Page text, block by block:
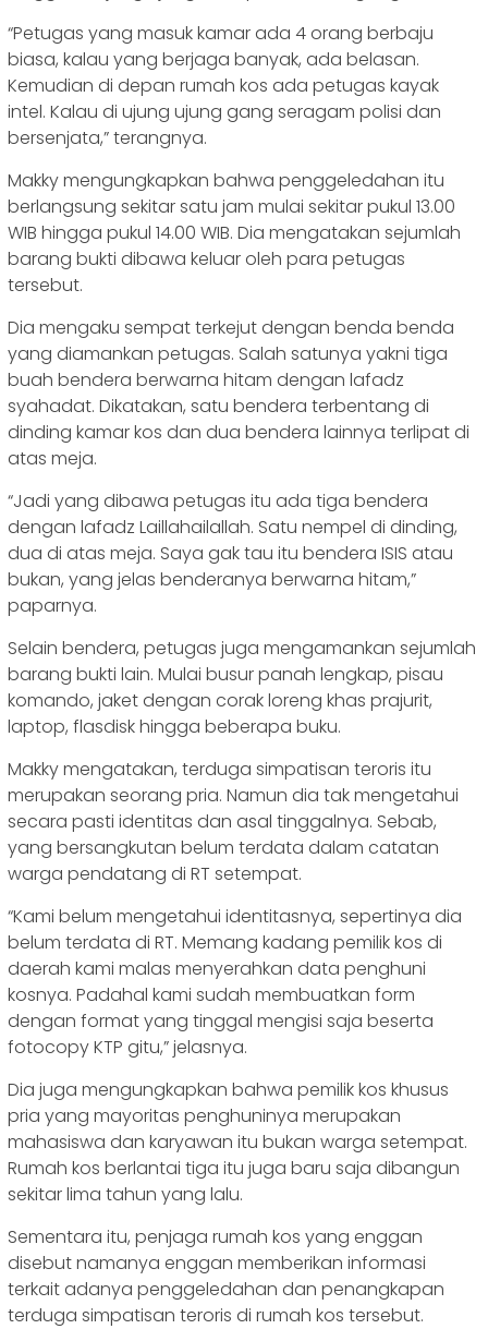
“Petugas yang masuk kamar ada 4 orang berbaju
biasa, kalau yang berjaga banyak, ada belasan.
Kemudian di depan rumah kos ada petugas kayak
intel. Kalau di ujung ujung gang seragam polisi dan
bersenjata,” terangnya.
Makky mengungkapkan bahwa penggeledahan itu
berlangsung sekitar satu jam mulai sekitar pukul 13.00
WIB hingga pukul 14.00 WIB. Dia mengatakan sejumlah
barang bukti dibawa keluar oleh para petugas
tersebut.
Dia mengaku sempat terkejut dengan benda benda
yang diamankan petugas. Salah satunya yakni tiga
buah bendera berwarna hitam dengan lafadz
syahadat. Dikatakan, satu bendera terbentang di
dinding kamar kos dan dua bendera lainnya terlipat di
atas meja.
“Jadi yang dibawa petugas itu ada tiga bendera
dengan lafadz Laillahailallah. Satu nempel di dinding,
dua di atas meja. Saya gak tau itu bendera ISIS atau
bukan, yang jelas benderanya berwarna hitam,”
paparnya.
Selain bendera, petugas juga mengamankan sejumlah
barang bukti lain. Mulai busur panah lengkap, pisau
komando, jaket dengan corak loreng khas prajurit,
laptop, flasdisk hingga beberapa buku.
Makky mengatakan, terduga simpatisan teroris itu
merupakan seorang pria. Namun dia tak mengetahui
secara pasti identitas dan asal tinggalnya. Sebab,
yang bersangkutan belum terdata dalam catatan
warga pendatang di RT setempat.
“Kami belum mengetahui identitasnya, sepertinya dia
belum terdata di RT. Memang kadang pemilik kos di
daerah kami malas menyerahkan data penghuni
kosnya. Padahal kami sudah membuatkan form
dengan format yang tinggal mengisi saja beserta
fotocopy KTP gitu,” jelasnya.
Dia juga mengungkapkan bahwa pemilik kos khusus
pria yang mayoritas penghuninya merupakan
mahasiswa dan karyawan itu bukan warga setempat.
Rumah kos berlantai tiga itu juga baru saja dibangun
sekitar lima tahun yang lalu.
Sementara itu, penjaga rumah kos yang enggan
disebut namanya enggan memberikan informasi
terkait adanya penggeledahan dan penangkapan
terduga simpatisan teroris di rumah kos tersebut.